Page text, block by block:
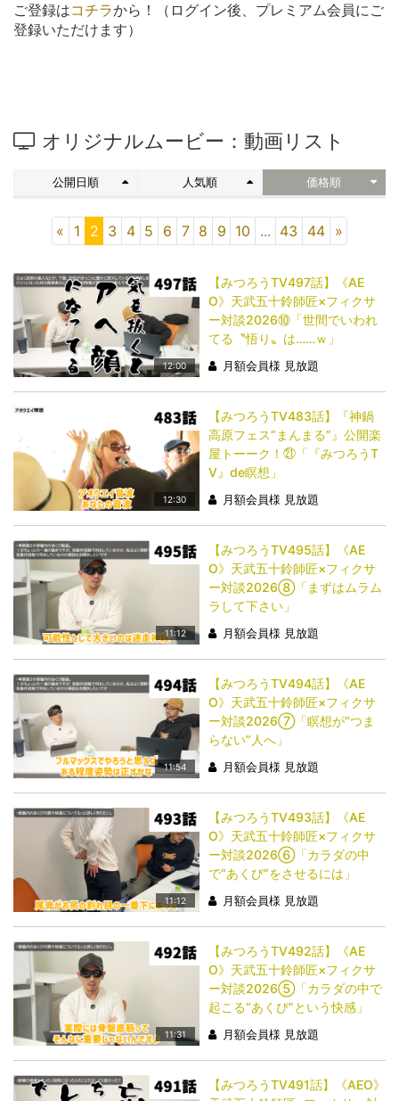
ご登録はコチラから！（ログイン後、プレミアム会員にご
登録いただけます）
オリジナルムービー：動画リスト
公開日順 人気順 価格順
« 1 2 3 4 5 6 7 8 9 10 ... 43 44 »
12:00
【みつろうTV497話】《AE
O》天武五十鈴師匠×フィクサ
ー対談2026⑩「世間でいわれ
てる〝悟り〟は……ｗ」
月額会員様 見放題
12:30
【みつろうTV483話】『神鍋
高原フェス“まんまる”』公開楽
屋トーーク！㉑「『みつろうT
V』de瞑想」
月額会員様 見放題
11:12
【みつろうTV495話】《AE
O》天武五十鈴師匠×フィクサ
ー対談2026⑧「まずはムラム
ラして下さい」
月額会員様 見放題
11:54
【みつろうTV494話】《AE
O》天武五十鈴師匠×フィクサ
ー対談2026⑦「瞑想が“つま
らない”人へ」
月額会員様 見放題
11:12
【みつろうTV493話】《AE
O》天武五十鈴師匠×フィクサ
ー対談2026⑥「カラダの中
で“あくび”をさせるには」
月額会員様 見放題
11:31
【みつろうTV492話】《AE
O》天武五十鈴師匠×フィクサ
ー対談2026⑤「カラダの中で
起こる“あくび”という快感」
月額会員様 見放題
【みつろうTV491話】《AEO》